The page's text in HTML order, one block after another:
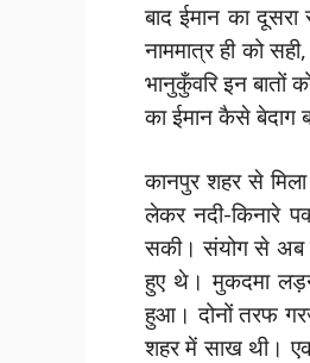
बाद ईमान का
नाममात्र ही को
भानुकुँवरि इन
का ईमान कैसे बेदाग
कानपुर शहर से
लेकर नदी-किनारे
सकी। संयोग से अब
हुए थे। मुकदमा
हुआ। दोनों तरफ
शहर में साख थी।